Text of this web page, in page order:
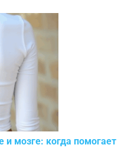
и мозге: когда помогает